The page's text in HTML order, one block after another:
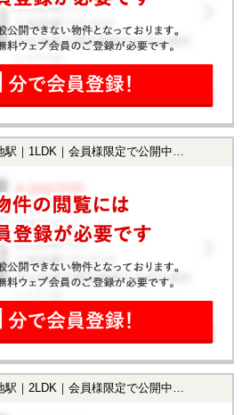
｜1LDK｜会員様限定で公開中！】
｜2LDK｜会員様限定で公開中！】